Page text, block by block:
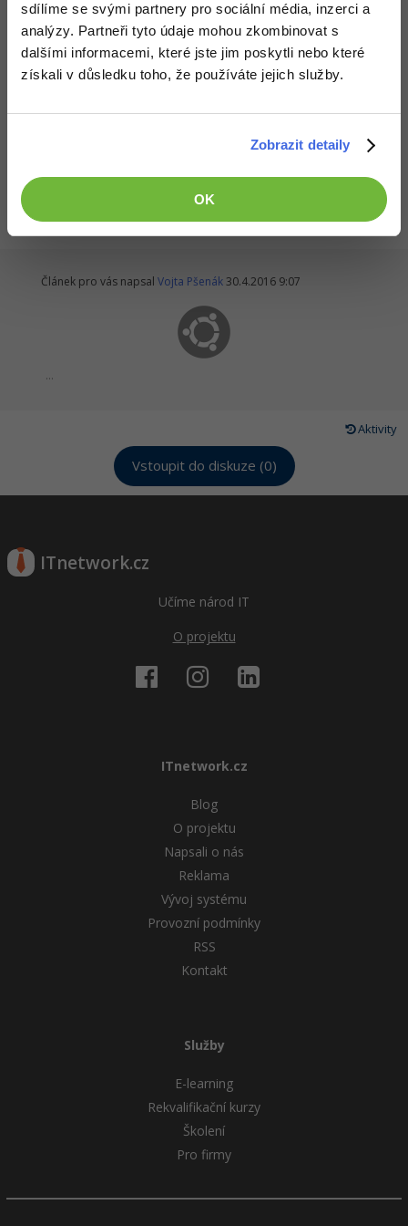
sdílíme se svými partnery pro sociální média, inzerci a
analýzy. Partneři tyto údaje mohou zkombinovat s
dalšími informacemi, které jste jim poskytli nebo které
získali v důsledku toho, že používáte jejich služby.
Zobrazit detaily
OK
Zdroj: MS Power User
Všechny články v sekci
Článek pro vás napsal Vojta Pšenák30.4.2016 9:07
...
Aktivity
Vstoupit do diskuze (0)
ITnetwork.cz
Učíme národ IT
O projektu
ITnetwork.cz
Blog
O projektu
Napsali o nás
Reklama
Vývoj systému
Provozní podmínky
RSS
Kontakt
Služby
E-learning
Rekvalifikační kurzy
Školení
Pro firmy